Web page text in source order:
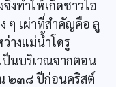
งทำให้เกิดชาวไอ
ๆ เผ่าที่สำคัญคือ ลู
างแม่น้ำโดรู
ป็นบริเวณจากตอน
๒๓๘ ปีก่อนคริสต์